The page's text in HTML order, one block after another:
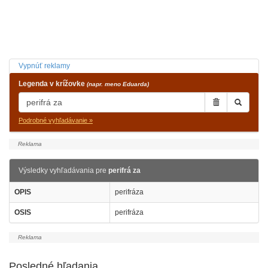
Vypnúť reklamy
Legenda v krížovke (napr. meno Eduarda)
Podrobné vyhľadávanie »
Výsledky vyhľadávania pre perifrá za
OPIS perifráza
OSIS perifráza